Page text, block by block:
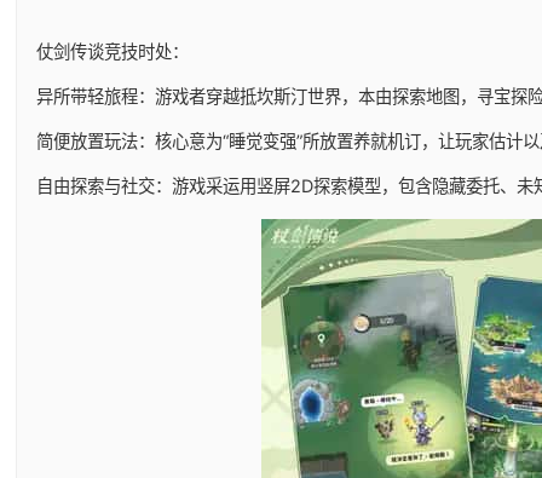
仗剑传谈竞技时处：
异所带轻旅程：游戏者穿越抵坎斯汀世界，本由探索地图，寻宝探
简便放置玩法：核心意为“睡觉变强”所放置养就机订，让玩家估计
自由探索与社交：游戏采运用竖屏2D探索模型，包含隐藏委托、